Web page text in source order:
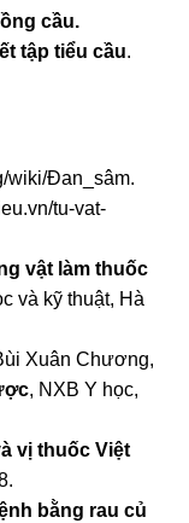
cầu.
tập tiểu cầu.
wiki/Đan_sâm.
tu-vat-
vật làm thuốc
và kỹ thuật, Hà
Xuân Chương,
, NXB Y học,
vị thuốc Việt
bằng rau củ